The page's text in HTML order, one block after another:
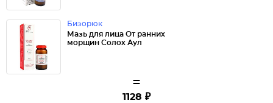
Бизорюк
Мазь для лица От ранних
морщин Солох Аул
=
1128 ₽